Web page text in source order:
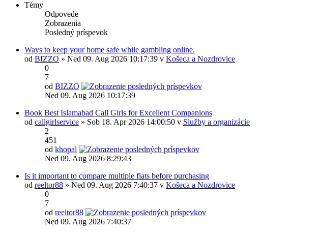
Témy
Odpovede
Zobrazenia
Posledný príspevok
Ways to keep your home safe while gambling online.
od BIZZO » Ned 09. Aug 2026 10:17:39 v Košeca a Nozdrovice
0
7
od BIZZO
Ned 09. Aug 2026 10:17:39
Book Best Islamabad Call Girls for Excellent Companions
od callgirlservice » Sob 18. Apr 2026 14:00:50 v Služby a organizácie
2
451
od khopal
Ned 09. Aug 2026 8:29:43
Is it important to compare multiple flats before purchasing
od reeltor88 » Ned 09. Aug 2026 7:40:37 v Košeca a Nozdrovice
0
7
od reeltor88
Ned 09. Aug 2026 7:40:37